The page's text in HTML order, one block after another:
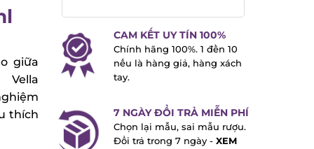
giữa
thích
CAM KẾT UY TÍN 100%
Chính hãng 100%. 1 đền 10
nếu là hàng giả, hàng xách
tay.
7 NGÀY ĐỔI TRẢ MIỄN PHÍ
Chọn lại mẫu, sai mẫu rượu.
Đổi trả trong 7 ngày - XEM